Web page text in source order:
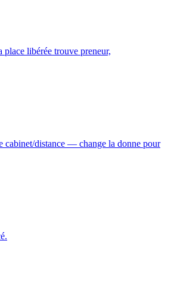
libérée trouve preneur,
cabinet/distance — change la donne pour